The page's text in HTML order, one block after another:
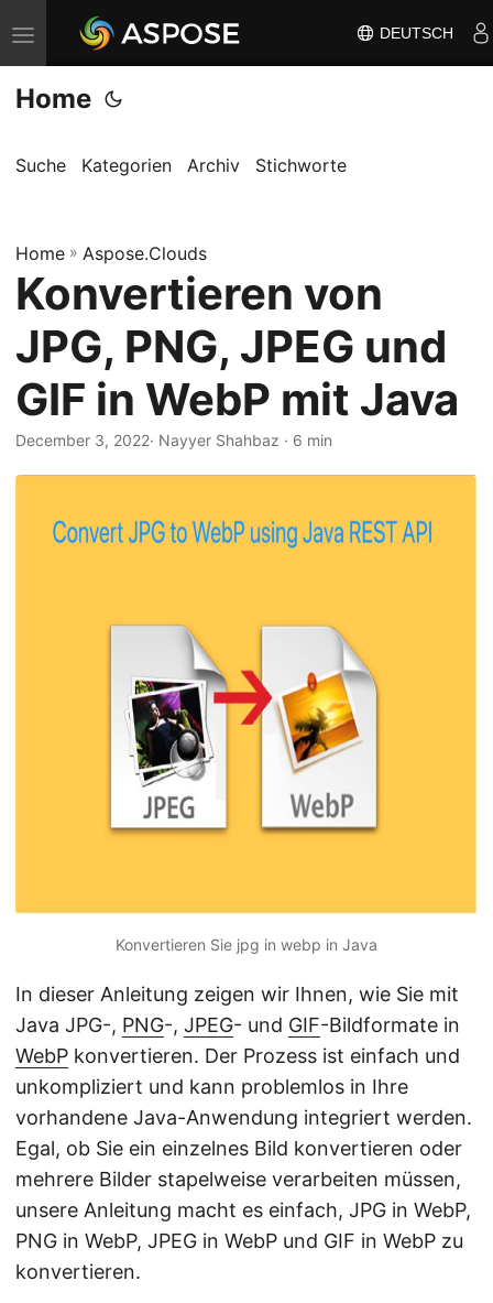
N
a
v
g
i
o
n
m
s
c
h
DEUTSCH
Home
Suche Kategorien Archiv Stichworte
Home » Aspose.Clouds
Konvertieren von
JPG, PNG, JPEG und
GIF in WebP mit Java
December 3, 2022· Nayyer Shahbaz · 6 min
Konvertieren Sie jpg in webp in Java
In dieser Anleitung zeigen wir Ihnen, wie Sie mit
Java JPG-, PNG-, JPEG- und GIF-Bildformate in
WebP konvertieren. Der Prozess ist einfach und
unkompliziert und kann problemlos in Ihre
vorhandene Java-Anwendung integriert werden.
Egal, ob Sie ein einzelnes Bild konvertieren oder
mehrere Bilder stapelweise verarbeiten müssen,
unsere Anleitung macht es einfach, JPG in WebP,
PNG in WebP, JPEG in WebP und GIF in WebP zu
konvertieren.